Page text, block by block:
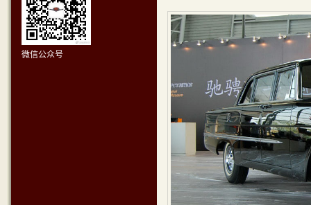
微信公众号